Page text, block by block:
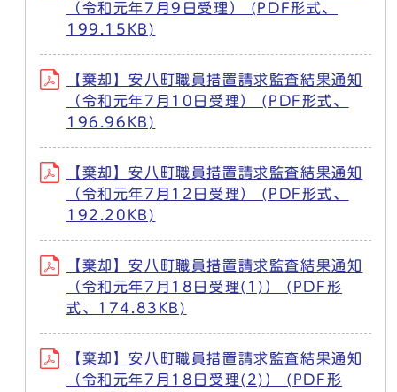
（令和元年7月9日受理） (PDF形式、
199.15KB)
【棄却】安八町職員措置請求監査結果通知
（令和元年7月10日受理） (PDF形式、
196.96KB)
【棄却】安八町職員措置請求監査結果通知
（令和元年7月12日受理） (PDF形式、
192.20KB)
【棄却】安八町職員措置請求監査結果通知
（令和元年7月18日受理(1)） (PDF形
式、174.83KB)
【棄却】安八町職員措置請求監査結果通知
（令和元年7月18日受理(2)） (PDF形